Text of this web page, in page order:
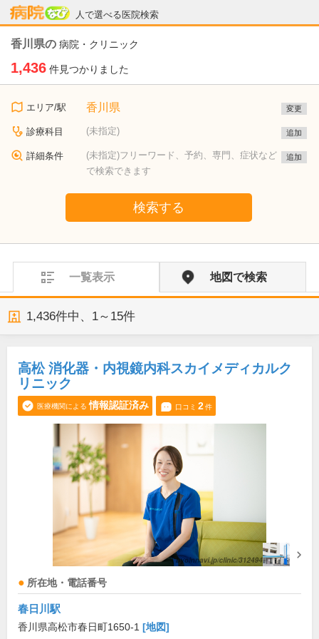
人で選べる医院検索
病院なび
香川県の 病院・クリニック
1,436 件見つかりました
エリア/駅 香川県 変更
診療科目 (未指定) 追加
詳細条件
(未指定)フリーワード、予約、専門、症状など
で検索できます
追加
検索する
一覧表示 地図で検索
1,436件中、 1～15件
高松 消化器・内視鏡内科スカイメディカルク
リニック
医療機関による 情報認証済み 口コミ 2件
所在地・電話番号
春日川駅
香川県高松市春日町1650-1 [地図]